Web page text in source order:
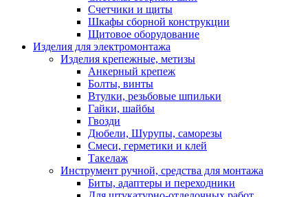
Счетчики и щиты
Шкафы сборной конструкции
Щитовое оборудование
Изделия для электромонтажа
Изделия крепежные, метизы
Анкерный крепеж
Болты, винты
Втулки, резьбовые шпильки
Гайки, шайбы
Гвозди
Дюбели, Шурупы, саморезы
Смеси, герметики и клей
Такелаж
Инструмент ручной, средства для монтажа
Биты, адаптеры и переходники